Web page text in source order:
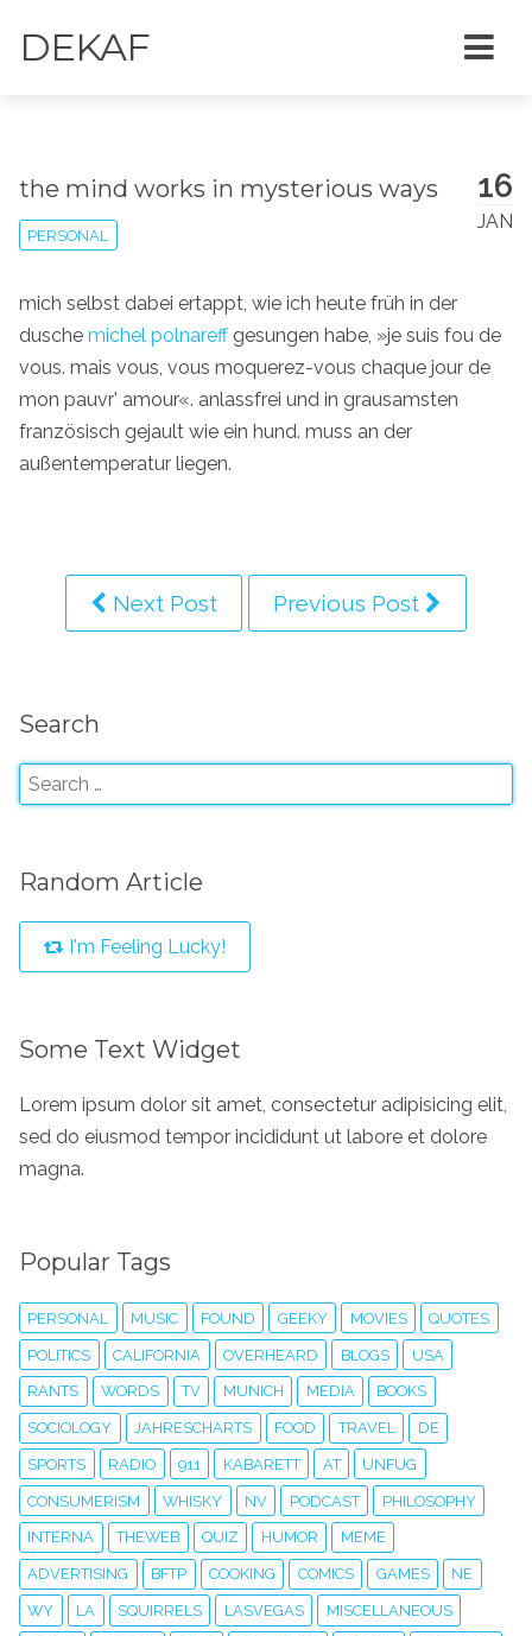
DEKAF
16
JAN
the mind works in mysterious ways
PERSONAL
mich selbst dabei ertappt, wie ich heute früh in der
dusche michel polnareffgesungen habe, »je suis fou de
vous. mais vous, vous moquerez-vous chaque jour de
mon pauvr' amour«. anlassfrei und in grausamsten
französisch gejault wie ein hund. muss an der
außentemperatur liegen.
Next Post Previous Post
Search
Random Article
I'm Feeling Lucky!
Some Text Widget
Lorem ipsum dolor sit amet, consectetur adipisicing elit,
sed do eiusmod tempor incididunt ut labore et dolore
magna.
Popular Tags
PERSONAL MUSIC FOUND GEEKY MOVIES QUOTES
POLITICS CALIFORNIA OVERHEARD BLOGS USA
RANTS WORDS TV MUNICH MEDIA BOOKS
SOCIOLOGY JAHRESCHARTS FOOD TRAVEL DE
SPORTS RADIO 911 KABARETT AT UNFUG
CONSUMERISM WHISKY NV PODCAST PHILOSOPHY
INTERNA THEWEB QUIZ HUMOR MEME
ADVERTISING BFTP COOKING COMICS GAMES NE
WY LA SQUIRRELS LASVEGAS MISCELLANEOUS